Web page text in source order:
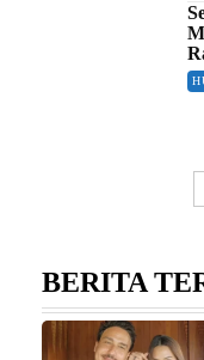
BERITA